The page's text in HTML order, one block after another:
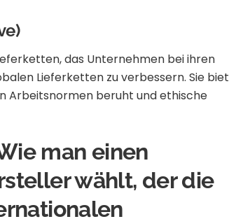
das Unternehmen bei ihren
Lieferketten zu verbessern. Sie
Arbeitsnormen beruht und ethische
man einen
wählt, der die